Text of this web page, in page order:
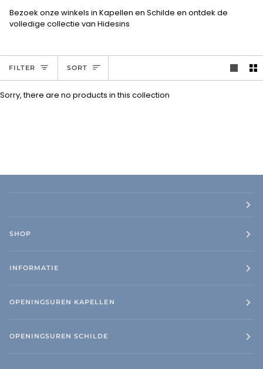
Bezoek onze winkels in Kapellen en Schilde en ontdek de
volledige collectie van Hidesins
FILTER Sort
SORT
Sorry, there are no products in this collection
SHOP
INFORMATIE
OPENINGSUREN KAPELLEN
OPENINGSUREN SCHILDE